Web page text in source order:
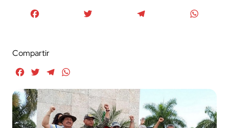
Compartir
FacebookTwitterTelegram